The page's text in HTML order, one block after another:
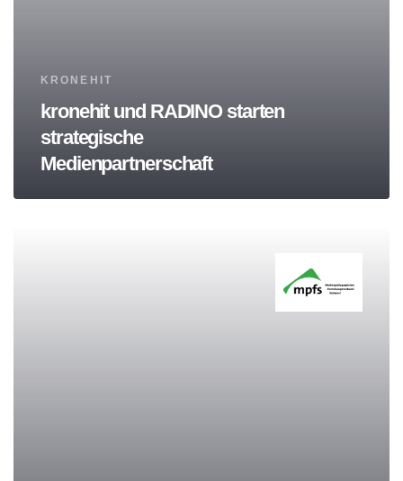
Tags
KRONEHIT
kronehit und RADINO starten
strategische
Medienpartnerschaft